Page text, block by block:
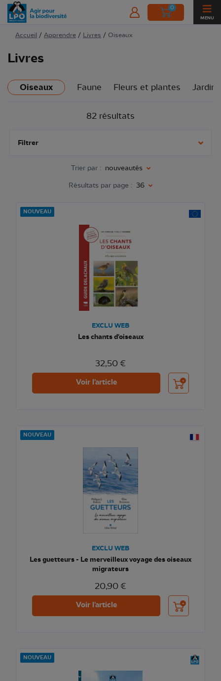
0
MENU
Accueil / Apprendre / Livres / Oiseaux
Livres
Oiseaux Faune Fleurs et plantes
82 résultats
Filtrer
Trier par : nouveautés
Résultats par page : 36
NOUVEAU
EXCLU WEB
Les chants d'oiseaux
32,50 €
Voir l'article Ajouter au
NOUVEAU
EXCLU WEB
Les guetteurs - Le merveilleux voyage des oiseaux
migrateurs
20,90 €
Voir l'article Ajouter au
NOUVEAU